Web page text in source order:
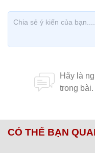
CÓ THỂ BẠN